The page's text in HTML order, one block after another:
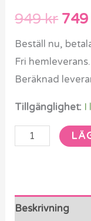
949kr 749
Beställ nu,
Fri hemleverans.
Beräknad
Tillgänglighet: I
Beskrivning